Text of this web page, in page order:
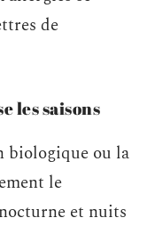
de
les saisons
biologique ou la
le
et nuits